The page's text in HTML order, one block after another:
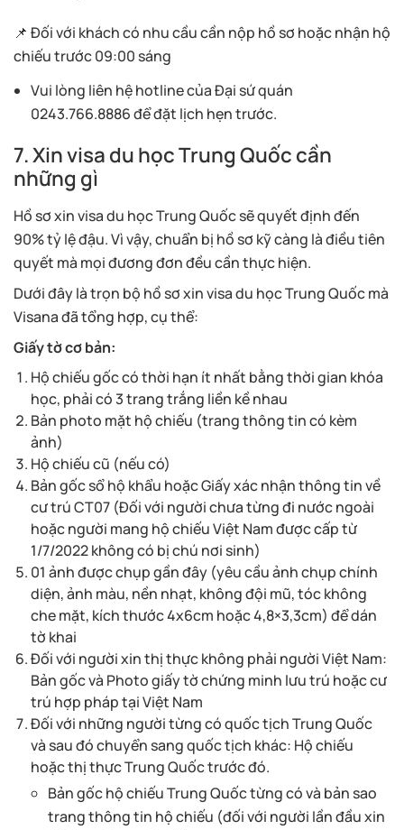
📌 Đối với khách có nhu cầu cần nộp hồ sơ hoặc nhận hộ
chiếu trước 09:00 sáng
Vui lòng liên hệ hotline của Đại sứ quán
0243.766.8886 để đặt lịch hẹn trước.
7. Xin visa du học Trung Quốc cần
những gì
Hồ sơ xin visa du học Trung Quốc sẽ quyết định đến
90% tỷ lệ đậu. Vì vậy, chuẩn bị hồ sơ kỹ càng là điều tiên
quyết mà mọi đương đơn đều cần thực hiện.
Dưới đây là trọn bộ hồ sơ xin visa du học Trung Quốc mà
Visana đã tổng hợp, cụ thể:
Giấy tờ cơ bản:
Hộ chiếu gốc có thời hạn ít nhất bằng thời gian khóa
học, phải có 3 trang trắng liền kề nhau
Bản photo mặt hộ chiếu (trang thông tin có kèm
ảnh)
Hộ chiếu cũ (nếu có)
Bản gốc sổ hộ khẩu hoặc Giấy xác nhận thông tin về
cư trú CT07 (Đối với người chưa từng đi nước ngoài
hoặc người mang hộ chiếu Việt Nam được cấp từ
1/7/2022 không có bị chú nơi sinh)
01 ảnh được chụp gần đây (yêu cầu ảnh chụp chính
diện, ảnh màu, nền nhạt, không đội mũ, tóc không
che mặt, kích thước 4x6cm hoặc 4,8×3,3cm) để dán
tờ khai
Đối với người xin thị thực không phải người Việt Nam:
Bản gốc và Photo giấy tờ chứng minh lưu trú hoặc cư
trú hợp pháp tại Việt Nam
Đối với những người từng có quốc tịch Trung Quốc
và sau đó chuyển sang quốc tịch khác: Hộ chiếu
hoặc thị thực Trung Quốc trước đó.
Bản gốc hộ chiếu Trung Quốc từng có và bản sao
trang thông tin hộ chiếu (đối với người lần đầu xin